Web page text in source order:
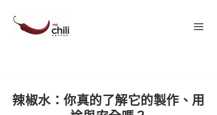
辣椒水：你真的了解它的製作、用